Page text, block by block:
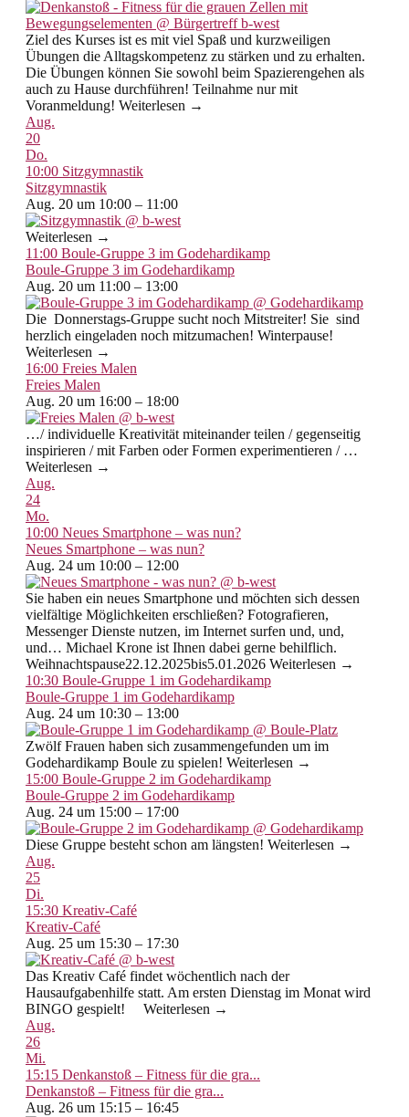
Ziel des Kurses ist es mit viel Spaß und kurzweiligen
Übungen die Alltagskompetenz zu stärken und zu erhalten.
Die Übungen können Sie sowohl beim Spazierengehen als
auch zu Hause durchführen! Teilnahme nur mit
Voranmeldung! Weiterlesen →
Aug.
20
Do.
10:00 Sitzgymnastik
Sitzgymnastik
Aug. 20 um 10:00 – 11:00
Weiterlesen →
11:00 Boule-Gruppe 3 im Godehardikamp
Boule-Gruppe 3 im Godehardikamp
Aug. 20 um 11:00 – 13:00
Die Donnerstags-Gruppe sucht noch Mitstreiter! Sie sind
herzlich eingeladen noch mitzumachen! Winterpause!
Weiterlesen →
16:00 Freies Malen
Freies Malen
Aug. 20 um 16:00 – 18:00
…/ individuelle Kreativität miteinander teilen / gegenseitig
inspirieren / mit Farben oder Formen experimentieren / …
Weiterlesen →
Aug.
24
Mo.
10:00 Neues Smartphone – was nun?
Neues Smartphone – was nun?
Aug. 24 um 10:00 – 12:00
Sie haben ein neues Smartphone und möchten sich dessen
vielfältige Möglichkeiten erschließen? Fotografieren,
Messenger Dienste nutzen, im Internet surfen und, und,
und… Michael Krone ist Ihnen dabei gerne behilflich.
Weihnachtspause22.12.2025bis5.01.2026 Weiterlesen →
10:30 Boule-Gruppe 1 im Godehardikamp
Boule-Gruppe 1 im Godehardikamp
Aug. 24 um 10:30 – 13:00
Zwölf Frauen haben sich zusammengefunden um im
Godehardikamp Boule zu spielen! Weiterlesen →
15:00 Boule-Gruppe 2 im Godehardikamp
Boule-Gruppe 2 im Godehardikamp
Aug. 24 um 15:00 – 17:00
Diese Gruppe besteht schon am längsten! Weiterlesen →
Aug.
25
Di.
15:30 Kreativ-Café
Kreativ-Café
Aug. 25 um 15:30 – 17:30
Das Kreativ Café findet wöchentlich nach der
Hausaufgabenhilfe statt. Am ersten Dienstag im Monat wird
BINGO gespielt! Weiterlesen →
Aug.
26
Mi.
15:15 Denkanstoß – Fitness für die gra...
Denkanstoß – Fitness für die gra...
Aug. 26 um 15:15 – 16:45